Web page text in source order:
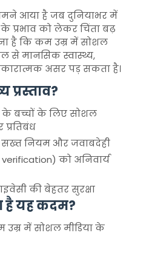
आया है जब दुनियाभर में
प्रभाव को लेकर चिंता बढ़
है कि कम उम्र में सोशल
से मानसिक स्वास्थ्य,
असर पड़ सकता है।
प्रस्ताव?
के बच्चों के लिए सोशल
प्रतिबंध
सख्त नियम और जवाबदेही
को अनिवार्य
की बेहतर सुरक्षा
है यह कदम?
उम्र में सोशल मीडिया के